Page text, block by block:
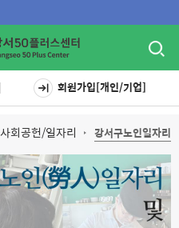
회원가입[개인/기업]
사회공헌/일자리 강서구노인일자리